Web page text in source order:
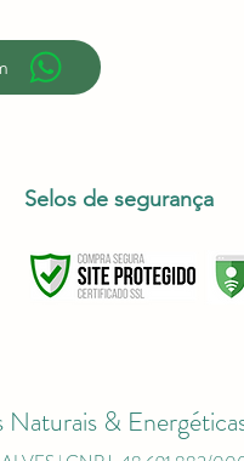
Selos de segurança
Naturais &